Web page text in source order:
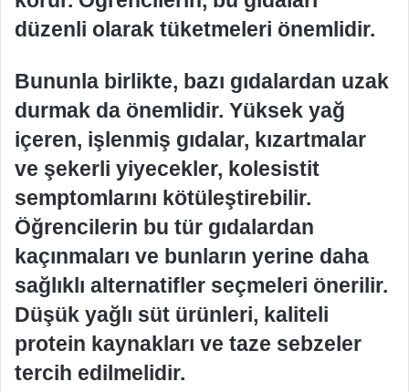
düzenli olarak tüketmeleri önemlidir.
Bununla birlikte, bazı gıdalardan uzak
durmak da önemlidir. Yüksek yağ
içeren, işlenmiş gıdalar, kızartmalar
ve şekerli yiyecekler, kolesistit
semptomlarını kötüleştirebilir.
Öğrencilerin bu tür gıdalardan
kaçınmaları ve bunların yerine daha
sağlıklı alternatifler seçmeleri önerilir.
Düşük yağlı süt ürünleri, kaliteli
protein kaynakları ve taze sebzeler
tercih edilmelidir.